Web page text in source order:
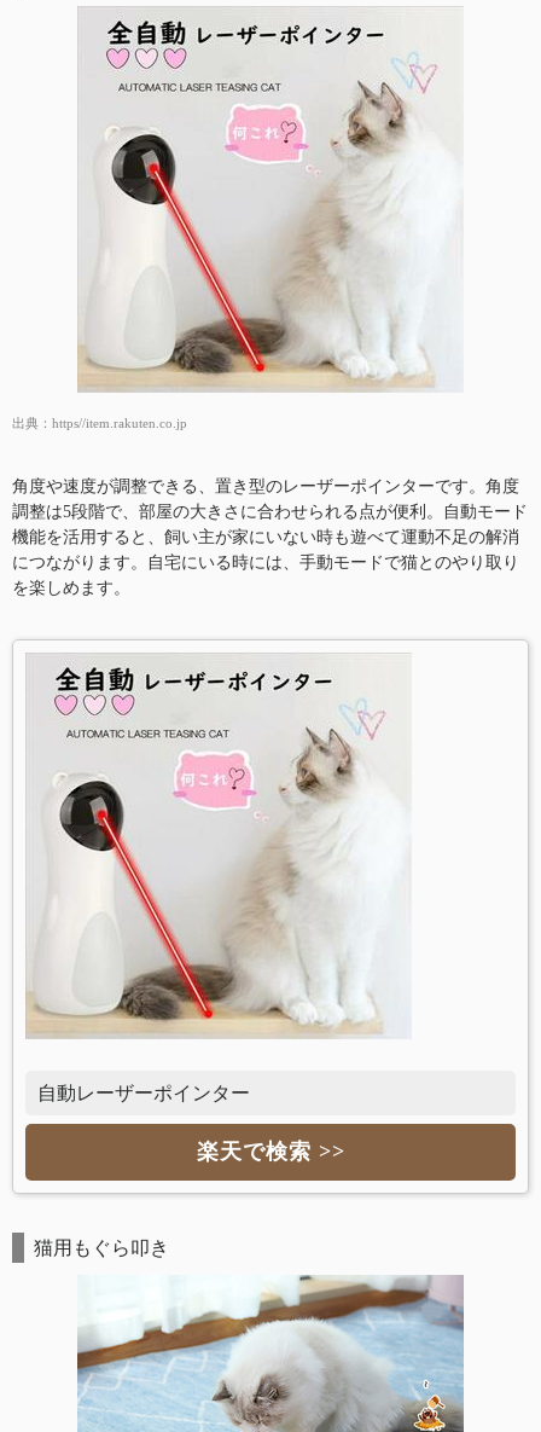
出典： https//item.rakuten.co.jp
角度や速度が調整できる、置き型のレーザーポインターです。角度
調整は5段階で、部屋の大きさに合わせられる点が便利。自動モード
機能を活用すると、飼い主が家にいない時も遊べて運動不足の解消
につながります。自宅にいる時には、手動モードで猫とのやり取り
を楽しめます。
自動レーザーポインター
楽天で検索 >>
猫用もぐら叩き